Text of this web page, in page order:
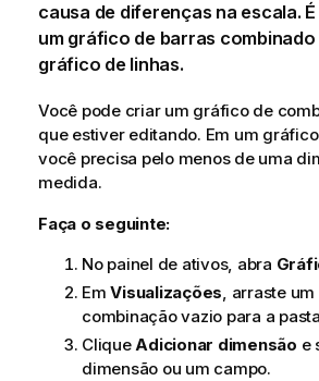
causa de diferenças na escala.
um gráfico de barras combinado
gráfico de linhas.
Você pode criar um gráfico de
que estiver editando. Em um
você precisa pelo menos de uma
medida.
Faça o seguinte:
No painel de ativos, abra
EmVisualizações, arraste
combinação vazio para a
CliqueAdicionar dimensão e
dimensão ou um campo.